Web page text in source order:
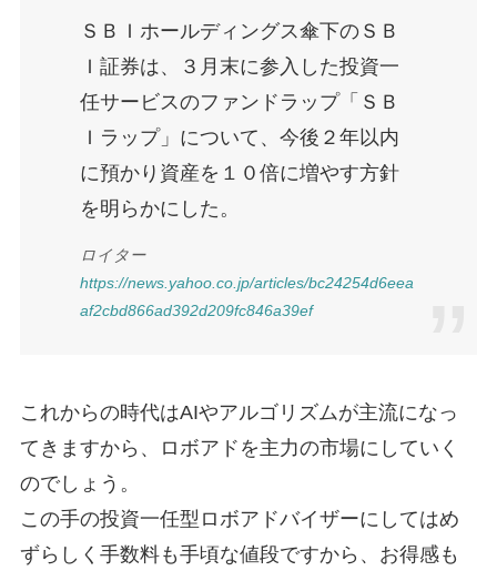
ＳＢＩホールディングス傘下のＳＢ
Ｉ証券は、３月末に参入した投資一
任サービスのファンドラップ「ＳＢ
Ｉラップ」について、今後２年以内
に預かり資産を１０倍に増やす方針
を明らかにした。
ロイター
https://news.yahoo.co.jp/articles/bc24254d6eea
af2cbd866ad392d209fc846a39ef
これからの時代はAIやアルゴリズムが主流になっ
てきますから、ロボアドを主力の市場にしていく
のでしょう。
この手の投資一任型ロボアドバイザーにしてはめ
ずらしく手数料も手頃な値段ですから、お得感も